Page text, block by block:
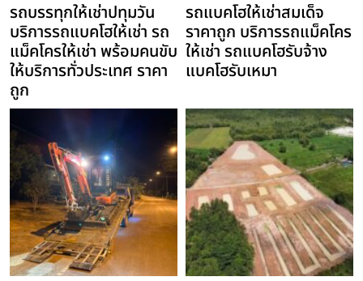
รถบรรทุกให้เช่าปทุมวัน
บริการรถแบคโฮให้เช่า รถ
แม็คโครให้เช่า พร้อมคนขับ
ให้บริการทั่วประเทศ ราคา
ถูก
รถแบคโฮให้เช่าสมเด็จ
ราคาถูก บริการรถแม็คโคร
ให้เช่า รถแบคโฮรับจ้าง
แบคโฮรับเหมา